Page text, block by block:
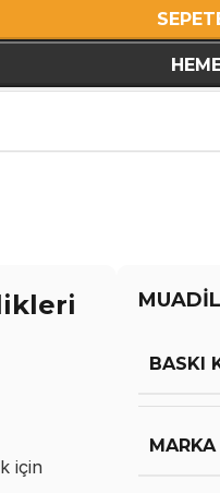
için
BASKI
MARKA